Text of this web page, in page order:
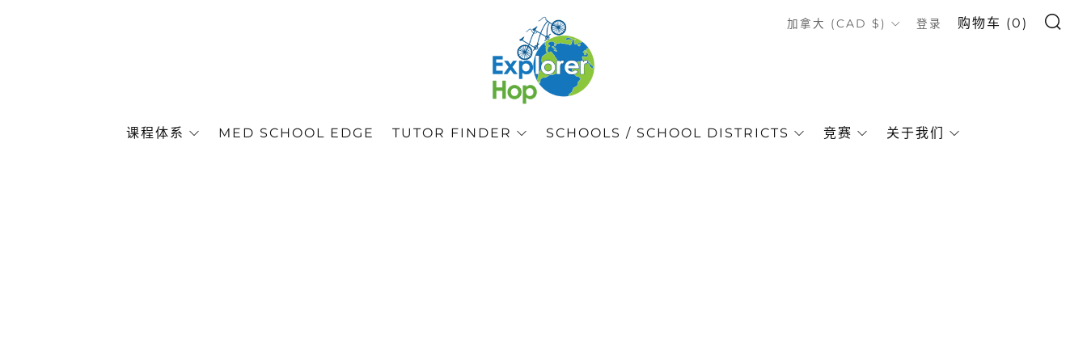
课程体系 MED SCHOOL EDGE TUTOR FINDER SCHOOLS / SCHOOL DISTRICTS 竞赛 关于我们
COUNTRY
加拿大 (CAD $) 登录 购物车 (0)